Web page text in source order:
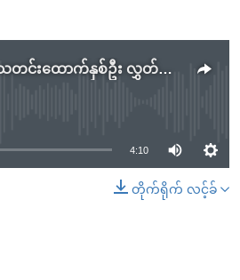
အမေရိကန်နိုင်ငံသား သတင်းထောက်နှစ်ဦး လွှတ်ပေးဖို့ ကန်ဒုနိုင်ငံခြားရေးဝန်ကြီး တောင်းဆို
currently available
4:10
တိုက်ရိုက် လင့်ခ်